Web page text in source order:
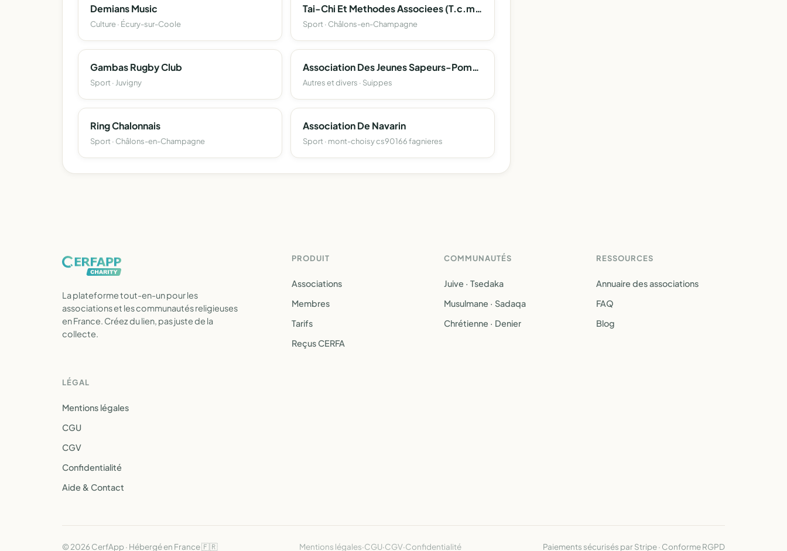
Demians Music
Culture · Écury-sur-Coole
Tai-Chi Et Methodes Associees (T.c.m.a.)
Sport · Châlons-en-Champagne
Gambas Rugby Club
Sport · Juvigny
Association Des Jeunes Sapeurs-Pompiers De Suippes
Autres et divers · Suippes
Ring Chalonnais
Sport · Châlons-en-Champagne
Association De Navarin
Sport · mont-choisy cs90166 fagnieres
La plateforme tout-en-un pour les
associations et les communautés religieuses
en France. Créez du lien, pas juste de la
collecte.
PRODUIT
Associations
Membres
Tarifs
Reçus CERFA
COMMUNAUTÉS
Juive · Tsedaka
Musulmane · Sadaqa
Chrétienne · Denier
RESSOURCES
Annuaire des associations
FAQ
Blog
LÉGAL
Mentions légales
CGU
CGV
Confidentialité
Aide & Contact
© 2026 CerfApp · Hébergé en France 🇫🇷 Mentions légales·CGU·CGV·Confidentialité Paiements sécurisés par Stripe · Conforme RGPD